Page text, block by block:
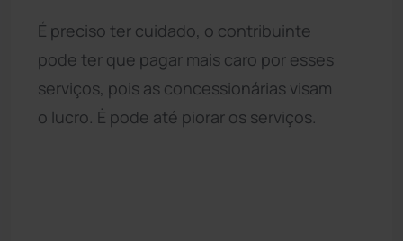
É preciso ter cuidado, o contribuinte
pode ter que pagar mais caro por esses
serviços, pois as concessionárias visam
o lucro. Ė pode até piorar os serviços.